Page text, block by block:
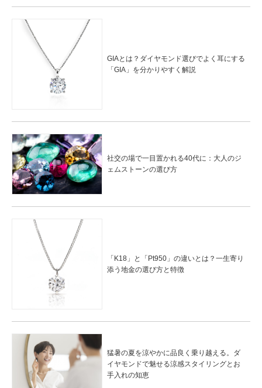
GIAとは？ダイヤモンド選びでよく耳にする
「GIA」を分かりやすく解説
社交の場で一目置かれる40代に：大人のジ
ェムストーンの選び方
「K18」と「Pt950」の違いとは？一生寄り
添う地金の選び方と特徴
猛暑の夏を涼やかに品良く乗り越える。ダ
イヤモンドで魅せる涼感スタイリングとお
手入れの知恵